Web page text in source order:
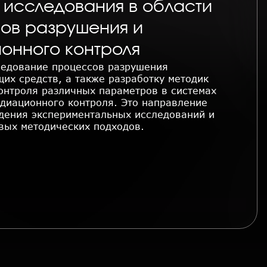
в области
разрушения и
контроля
процессов разрушения
средств, а также разработку методик
различных параметров в системах
контроля. Это направление
экспериментальных исследований и
методических подходов.